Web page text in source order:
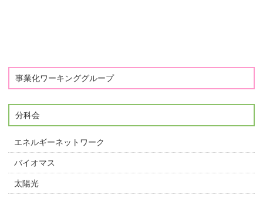
事業化ワーキンググループ
分科会
エネルギーネットワーク
バイオマス
太陽光